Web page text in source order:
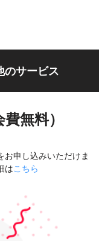
のサービス
無料）
お申し込みいただけま
はこちら